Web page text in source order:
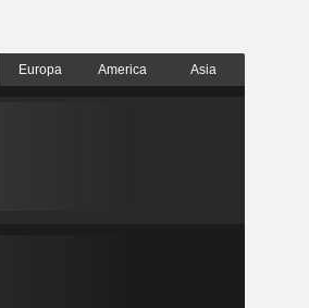
Europa America Asia